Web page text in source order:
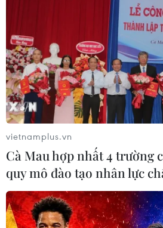
Vinh-Thanh Thủy trong tháng
Chưa đầu tư mở rộng Quốc lộ 1
Bạc Liêu-Cà Mau giai đoạn
2030
06/08/2026 12:24
Tuyên Quang khẩn trương khắc
phục sạt lở trên các tuyến giao
06/08/2026 11:54
vietnamplus.vn
Cà Mau hợp nhất 4 trường
quy mô đào tạo nhân lực